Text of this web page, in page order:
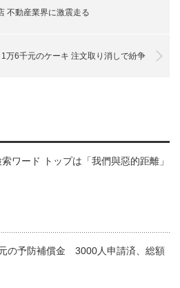
不動産業界に激震走る
1万6千元のケーキ 注文取り消しで紛争
ワード トップは「我們與惡的距離」
の予防補償金 3000人申請済、総額